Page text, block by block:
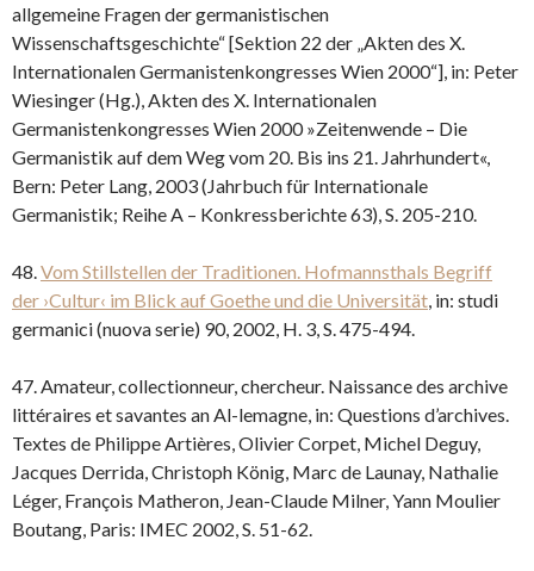
allgemeine Fragen der germanistischen
Wissenschaftsgeschichte“ [Sektion 22 der „Akten des X.
Internationalen Germanistenkongresses Wien 2000“], in: Peter
Wiesinger (Hg.), Akten des X. Internationalen
Germanistenkongresses Wien 2000 »Zeitenwende – Die
Germanistik auf dem Weg vom 20. Bis ins 21. Jahrhundert«,
Bern: Peter Lang, 2003 (Jahrbuch für Internationale
Germanistik; Reihe A – Konkressberichte 63), S. 205-210.
48.Vom Stillstellen der Traditionen. Hofmannsthals Begriff
der ›Cultur‹ im Blick auf Goethe und die Universität, in: studi
germanici (nuova serie) 90, 2002, H. 3, S. 475-494.
47. Amateur, collectionneur, chercheur. Naissance des archive
littéraires et savantes an Al-lemagne, in: Questions d’archives.
Textes de Philippe Artières, Olivier Corpet, Michel Deguy,
Jacques Derrida, Christoph König, Marc de Launay, Nathalie
Léger, François Matheron, Jean-Claude Milner, Yann Moulier
Boutang, Paris: IMEC 2002, S. 51-62.